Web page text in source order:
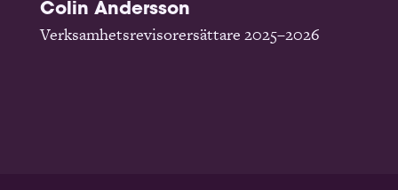
Colin Andersson
Verksamhetsrevisorersättare 2025–2026